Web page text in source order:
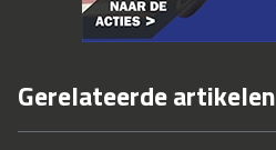
Gerelateerde artikelen